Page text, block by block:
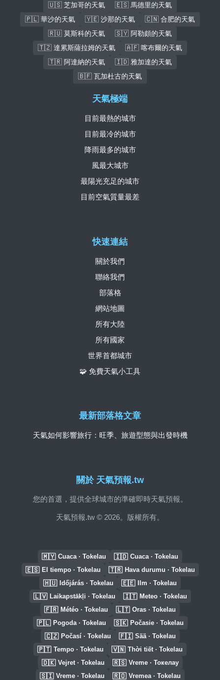
🇺🇸 芝加哥的天氣
🇪🇸 馬德里的天氣
🇵🇱 華沙的天氣
🇾🇪 沙那的天氣
🇨🇳 合肥的天氣
🇷🇺 莫斯科的天氣
🇸🇾 阿勒頗的天氣
🇹🇿 達累斯薩拉姆的天氣
🇦🇫 喀布爾的天氣
🇹🇷 阿達納的天氣
🇮🇩 雅加達的天氣
🇧🇫 瓦加杜古的天氣
關於 天氣預報.tw
您的首選，提供全球城市的準確即時天氣預報。
天氣預報.tw © 2026。版權所有。
快速連結
關於我們
聯絡我們
部落格
網站地圖
所有大陸
所有國家
世界首都城市
🧩 免費天氣小工具
天氣極端
目前最熱的城市
目前最冷的城市
降雨最多的城市
風最大城市
最陽光充足的城市
目前空氣質量最差
最新部落格文章
天氣如何影響旅行：旺季、旅遊型態與出發時機
🇲🇾 Cuaca · Tokelau 🇮🇩 Cuaca · Tokelau
🇪🇸 El tiempo · Tokelau 🇹🇷 Hava durumu · Tokelau
🇭🇺 Időjárás · Tokelau 🇪🇪 Ilm · Tokelau
🇱🇻 Laikapstākļi · Tokelau 🇮🇹 Meteo · Tokelau
🇫🇷 Météo · Tokelau 🇱🇹 Oras · Tokelau
🇵🇱 Pogoda · Tokelau 🇸🇰 Počasie · Tokelau
🇨🇿 Počasí · Tokelau 🇫🇮 Sää · Tokelau
🇵🇹 Tempo · Tokelau 🇻🇳 Thời tiết · Tokelau
🇩🇰 Vejret · Tokelau 🇷🇸 Vreme · Токелау
🇸🇮 Vreme · Tokelau 🇷🇴 Vremea · Tokelau